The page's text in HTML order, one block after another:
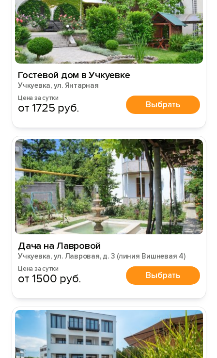
Гостевой дом в Учкуевке
Учкуевка, ул. Янтарная
Цена за сутки
от 1725 руб. Выбрать
Дача на Лавровой
Учкуевка, ул. Лавровая, д. 3 (линия Вишневая 4)
Цена за сутки
от 1500 руб. Выбрать